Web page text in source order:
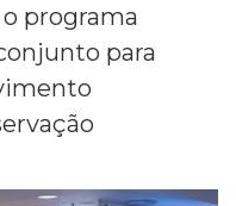
programa
para